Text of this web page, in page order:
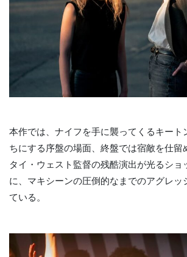
本作では、ナイフを手に襲ってくるキート
ちにする序盤の場面、終盤では宿敵を仕留
タイ・ウェスト監督の残酷演出が光るショ
に、マキシーンの圧倒的なまでのアグレッ
ている。